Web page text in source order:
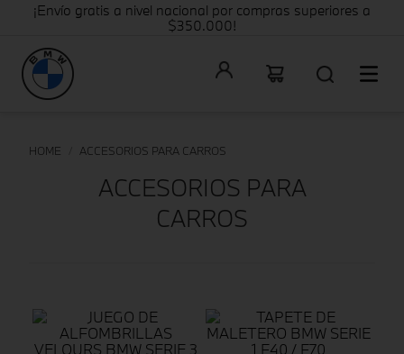
¡Envío gratis a nivel nacional por compras superiores a
$350.000!
ACCESORIOS PARA CARROS
ACCESORIOS PARA
CARROS